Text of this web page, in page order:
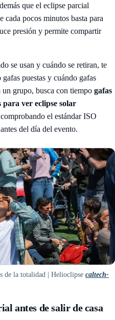
que el eclipse parcial
cada pocos minutos basta para
presión y permite compartir
se usan y cuándo se retiran, te
gafas puestas y cuándo gafas
un grupo, busca con tiempo gafas
para ver eclipse solar
el estándar ISO
del día del evento.
de la totalidad | Helioclipse caltech-
antes de salir de casa